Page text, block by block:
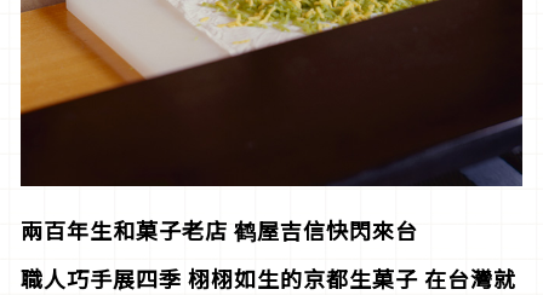
兩百年生和菓子老店 鹤屋吉信快閃來台
職人巧手展四季 栩栩如生的京都生菓子在台灣就